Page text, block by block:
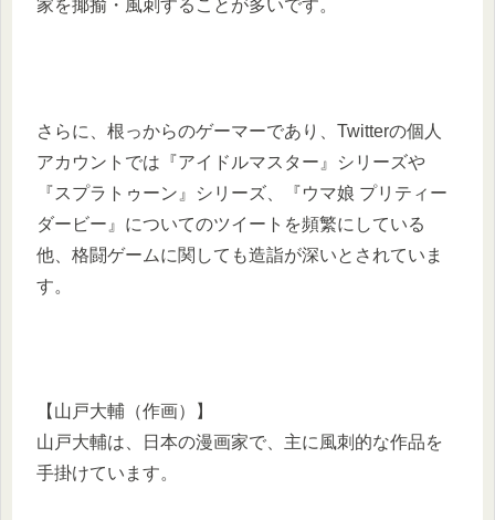
家を揶揄・風刺することが多いです。
さらに、根っからのゲーマーであり、Twitterの個人
アカウントでは『アイドルマスター』シリーズや
『スプラトゥーン』シリーズ、『ウマ娘 プリティー
ダービー』についてのツイートを頻繁にしている
他、格闘ゲームに関しても造詣が深いとされていま
す。
【山戸大輔（作画）】
山戸大輔は、日本の漫画家で、主に風刺的な作品を
手掛けています。